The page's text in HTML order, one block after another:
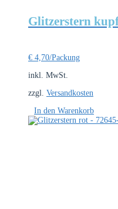
Glitzerstern
€ 4,70/Packung
inkl. MwSt.
zzgl. Versandkosten
In den Warenkorb